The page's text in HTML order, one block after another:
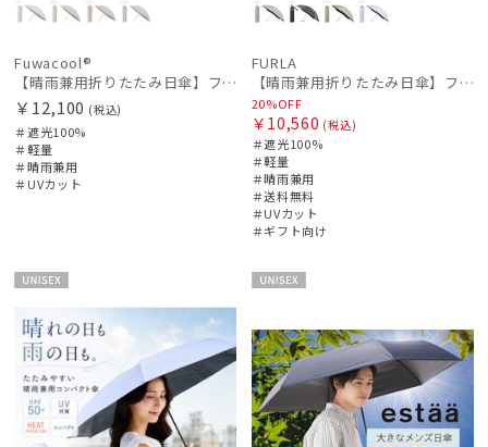
Fuwacool®
【晴雨兼用折りたたみ日傘】フワクール®ホワイト（Fuwacool® White）ラインフラワー 遮光100 UV100
￥12,100 (税込)
＃遮光100%
＃軽量
＃晴雨兼用
＃UVカット
FURLA
【晴雨兼用折りたたみ日傘】フルラ (FURLA) ジッパー刺繍 遮光100 UV100 軽量
20%OFF
￥10,560 (税込)
＃遮光100%
＃軽量
＃晴雨兼用
＃送料無料
＃UVカット
＃ギフト向け
X